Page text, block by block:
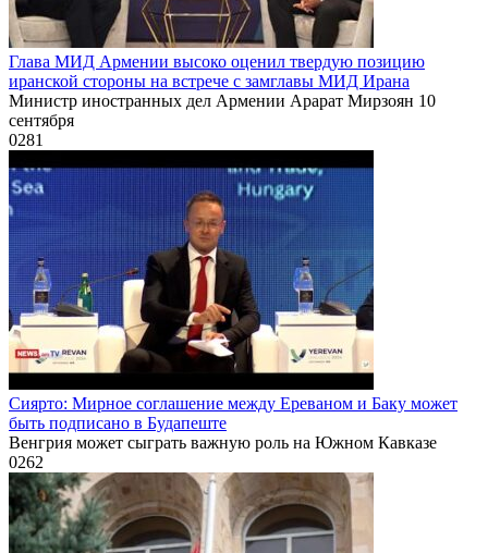
Глава МИД Армении высоко оценил твердую позицию
иранской стороны на встрече с замглавы МИД Ирана
Министр иностранных дел Армении Арарат Мирзоян 10
сентября
0281
Сиярто: Мирное соглашение между Ереваном и Баку может
быть подписано в Будапеште
Венгрия может сыграть важную роль на Южном Кавказе
0262